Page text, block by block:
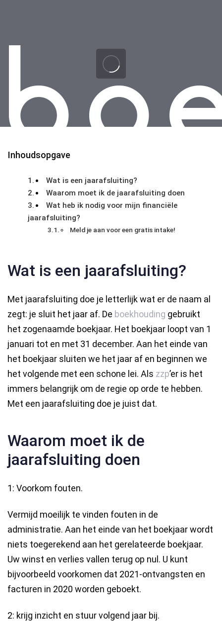
navigation
content
Inhoudsopgave
Wat is een jaarafsluiting?
Waarom moet ik de jaarafsluiting doen
Wat heb ik nodig voor mijn financiële
jaarafsluiting?
Meld je aan voor een gratis intake!
Wat is een jaarafsluiting?
Met jaarafsluiting doe je letterlijk wat er de naam al
zegt: je sluit het jaar af. De boekhouding gebruikt
het zogenaamde boekjaar. Het boekjaar loopt van 1
januari tot en met 31 december. Aan het einde van
het boekjaar sluiten we het jaar af en beginnen we
het volgende met een schone lei. Als zzp’er is het
immers belangrijk om de regie op orde te hebben.
Met een jaarafsluiting doe je juist dat.
Waarom moet ik de
jaarafsluiting doen
1: Voorkom fouten.
Vermijd moeilijk te vinden fouten in de
administratie. Aan het einde van het boekjaar wordt
niets toegerekend aan het gerelateerde boekjaar.
Uw winst en verlies vallen terug op nul. U kunt
bijvoorbeeld voorkomen dat 2021-ontvangsten en
facturen in 2020 worden geboekt.
2: krijg inzicht en stuur volgend jaar bij.